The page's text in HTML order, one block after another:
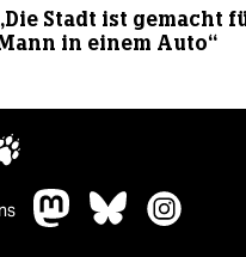
Stadt ist gemacht
in einem Auto“